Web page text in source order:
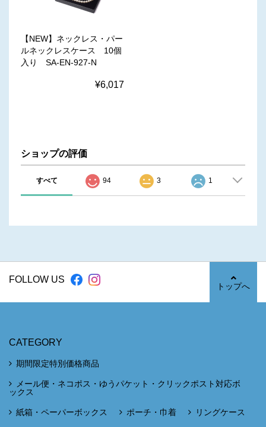
【NEW】ネックレス・パー
ルネックレスケース 10個
入り SA-EN-927-N
¥6,017
ショップの評価
すべて 94 3 1
FOLLOW US
トップへ
CATEGORY
期間限定特別価格商品
メール便・ネコポス・ゆうパケット・クリックポスト対応ボ
ックス
紙箱・ペーパーボックス ポーチ・巾着 リングケース